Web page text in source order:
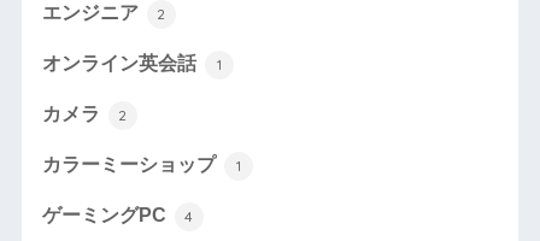
エンジニア 2
オンライン英会話 1
カメラ 2
カラーミーショップ 1
ゲーミングPC 4